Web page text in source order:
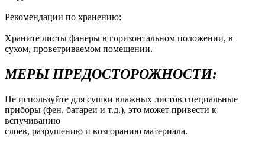
Рекомендации по хранению:
Храните листы фанеры в горизонтальном положении, в
сухом, проветриваемом помещении.
МЕРЫ ПРЕДОСТОРОЖНОСТИ:
Не используйте для сушки влажных листов специальные
приборы (фен, батареи и т.д.), это может привести к
вспучиванию
слоев, разрушению и возгоранию материала.